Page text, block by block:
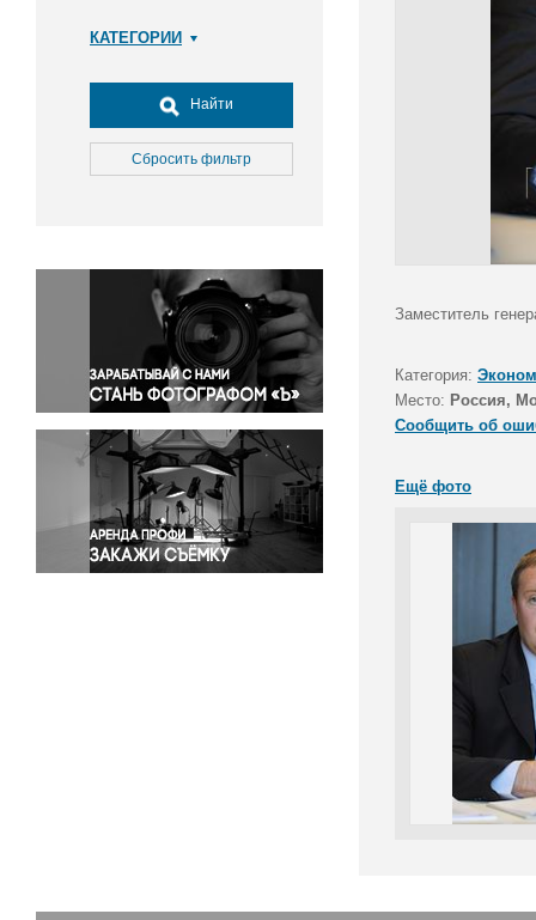
КАТЕГОРИИ
Досуг, туризм и отдых
Культура
Медицина
Окружающая среда
Политика
Правосудие
Происшествия и конфликты
Религия
Светская жизнь
Спорт
Экология
Экономика и бизнес
Найти
Сбросить фильтр
Заместитель
Категория:
Место: Россия,
Сообщить об
Ещё фото